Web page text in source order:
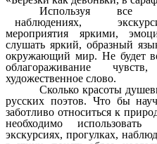
Используя все
наблюдениях,
мероприятия яркими,
слушать яркий, образный
окружающий мир. Не будет
облагораживание
художественное слово.
Сколько красоты
русских поэтов. Что бы
заботливо относиться к
необходимо
экскурсиях, прогулках,